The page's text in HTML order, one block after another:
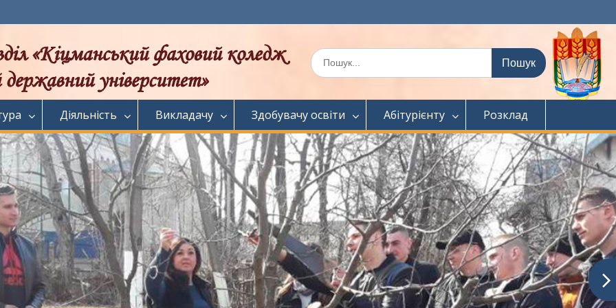
Шукати:
Діяльність Викладачу Здобувачу освіти Абітурієнту Розклад